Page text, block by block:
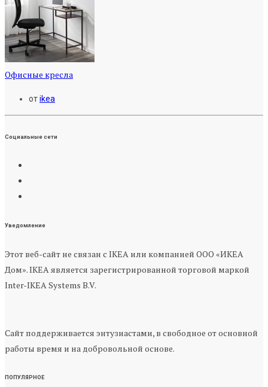
Офисные кресла
отikea
Социальные сети
Уведомление
Этот веб-сайт не связан с IKEA или компанией ООО «ИКЕА
Дом». IKEA является зарегистрированной торговой маркой
Inter-IKEA Systems B.V.
Сайт поддерживается энтузиастами, в свободное от основной
работы время и на добровольной основе.
ПОПУЛЯРНОЕ